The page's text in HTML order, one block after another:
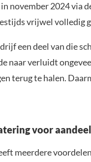
november 2024 via
vrijwel volledig
een deel van die
naar verluidt
terug te halen.
voor
meerdere